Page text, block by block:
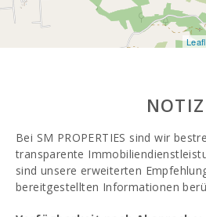
NOTIZ
Bei SM PROPERTIES sind wir
transparente
sind unsere erweiterten
bereitgestellten Informationen